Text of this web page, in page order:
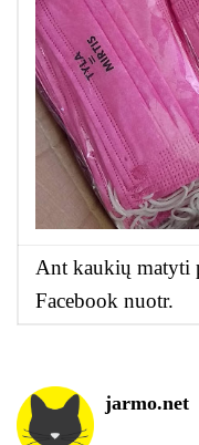
Ant kaukių matyti
Facebook nuotr.
jarmo.net